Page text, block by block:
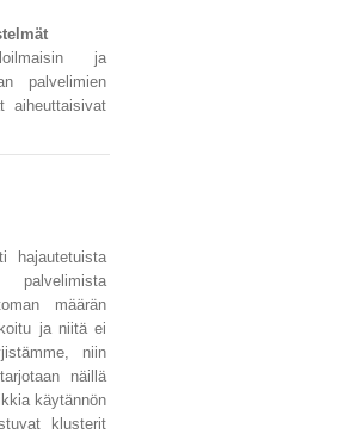
ja
palvelimien
aiheuttaisivat
hajautetuista
määrän
ja niitä ei
niin
näillä
käytännön
klusterit